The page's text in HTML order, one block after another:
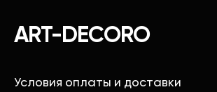
ART-DECORO
Условия оплаты и доставки